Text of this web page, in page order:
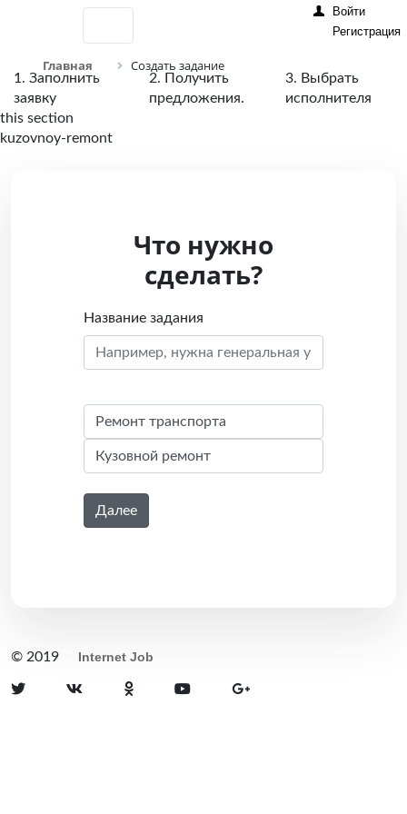
Войти
Регистрация
Главная Создать задание
1. Заполнить
заявку
2. Получить
предложения.
3. Выбрать
исполнителя
this section
kuzovnoy-remont
Что нужно
сделать?
Название задания
Далее
© 2019 Internet Job